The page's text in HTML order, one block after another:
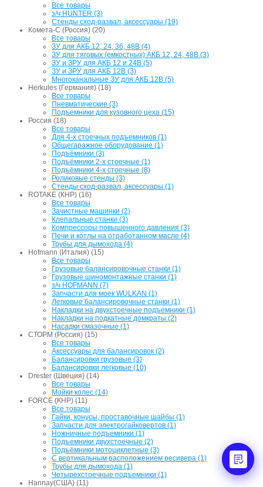
Все товары
з/ч HUNTER (3)
Стенды сход-развал, аксессуары (19)
Комета-С (Россия) (20)
Все товары
ЗУ для АКБ 12, 24, 36, 48В (4)
ЗУ для тяговых (емкостных) АКБ 12, 24, 48В (3)
ЗУ и ЗРУ для АКБ 12 и 24В (5)
ЗУ и ЗРУ для АКБ 12В (3)
Многоканальные ЗУ для АКБ 12В (5)
Herkules (Германия) (18)
Все товары
Пневматические (3)
Подъемники для кузовного цеха (15)
Россия (18)
Все товары
Для 4-х стоечных подъемников (1)
Общегаражное оборудование (1)
Подъёмники (3)
Подъёмники 2-х стоечные (1)
Подъёмники 4-х стоечные (8)
Роликовые стенды (3)
Стенды сход-развал, аксессуары (1)
ROTAKE (КНР) (16)
Все товары
Зачистные машинки (2)
Клепальные станки (3)
Компрессоры повышенного давления (3)
Печи и котлы на отработанном масле (4)
Трубы для дымохода (4)
Hofmann (Италия) (15)
Все товары
Грузовые балансировочные станки (1)
Грузовые шиномонтажные станки (1)
з/ч HOFMANN (7)
Запчасти для моек WULKAN (1)
Легковые балансировочные станки (1)
Накладки на двухстоечные подъемники (1)
Накладки на подкатные домкраты (2)
Насадки смазочные (1)
СТОРМ (Россия) (15)
Все товары
Аксессуары для балансировок (2)
Балансировки грузовые (3)
Балансировки легковые (10)
Drester (Швеция) (14)
Все товары
Мойки колес (14)
FORCE (КНР) (11)
Все товары
Гайки, конусы, проставочные шайбы (1)
Запчасти для электрогайковертов (1)
Ножничные подъемники (1)
Подъемники двухстоечные (2)
Подъёмники мотоциклетные (3)
С вертикальным расположением ресивера (1)
Трубы для дымохода (1)
Четырехстоечные подъемники (1)
Hannay(США) (11)